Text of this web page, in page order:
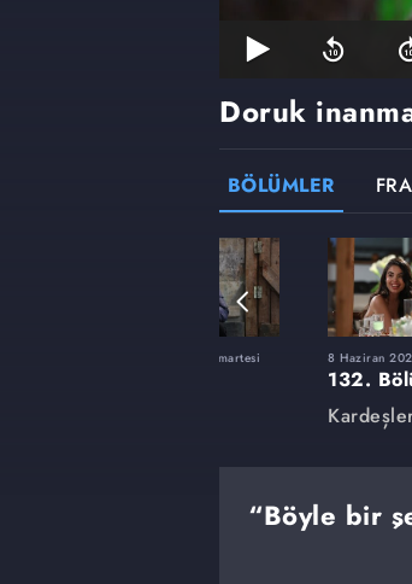
Doruk
BÖLÜMLER
24 Şubat 2024, Cumartesi 8 Haziran
132.
“Böyle bir